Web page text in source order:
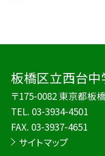
板橋区立西台中
〒175-0082 東京都板
TEL. 03-3934-4501
FAX. 03-3937-4651
サイトマップ